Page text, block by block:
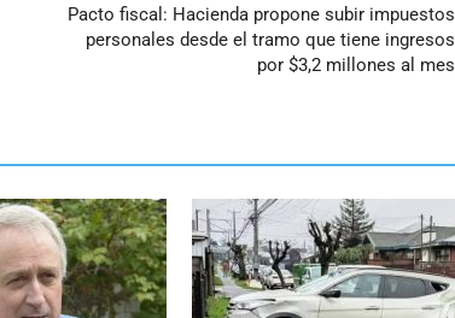
Pacto fiscal: Hacienda propone subir impuestos
personales desde el tramo que tiene ingresos
por $3,2 millones al mes